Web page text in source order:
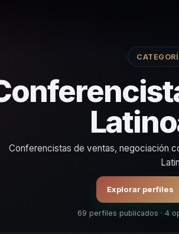
Conferencistas de ventas, negociación
Explorar perfiles
69 perfiles publicados · 4